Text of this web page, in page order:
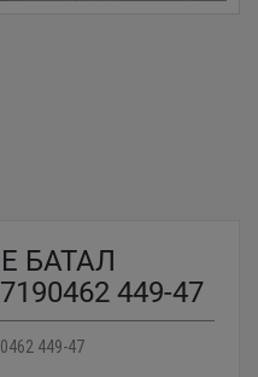
БАТАЛ
449-47
449-47